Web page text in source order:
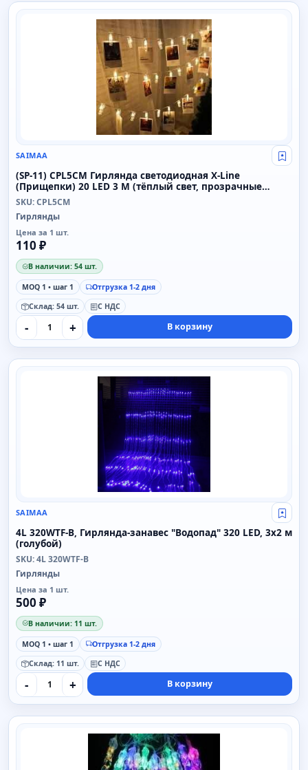
SAIMAA
SAIMAA Свой
(SP-11) CPL5CM Гирлянда светодиодная X-Line
(Прищепки) 20 LED 3 M (тёплый свет, прозрачные
клипсы)
SKU: CPL5CM
Гирлянды
Цена за 1 шт.
110 ₽
В наличии: 54 шт.
MOQ 1 • шаг 1
Отгрузка 1-2 дня
Склад: 54 шт.
С НДС
- + В корзину
SAIMAA
SAIMAA Свой
4L 320WTF-B, Гирлянда-занавес "Водопад" 320 LED, 3x2 м
(голубой)
SKU: 4L 320WTF-B
Гирлянды
Цена за 1 шт.
500 ₽
В наличии: 11 шт.
MOQ 1 • шаг 1
Отгрузка 1-2 дня
Склад: 11 шт.
С НДС
- + В корзину
SAIMAA